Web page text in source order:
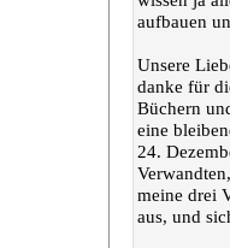
aufbauen
Unsere
danke für
Büchern
eine
24.
meine drei
aus, und